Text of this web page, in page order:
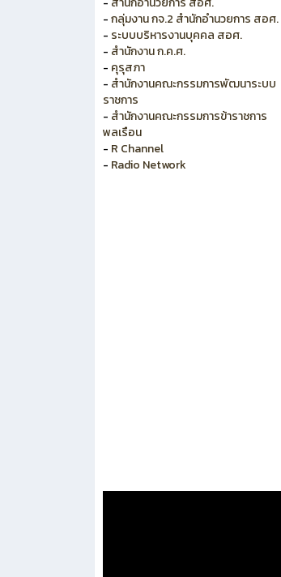
- กระทรวงศึกษาธิการ
- สำนักงานคณะกรรมการการอาชีวศึกษา
- สำนักอำนวยการ สอศ.
- กลุ่มงาน กจ.2 สำนักอำนวยการ สอศ.
-ระบบบริหารงานบุคคล สอศ.
- สำนักงาน ก.ค.ศ.
-คุรุสภา
- สำนักงานคณะกรรมการพัฒนาระบบ
ราชการ